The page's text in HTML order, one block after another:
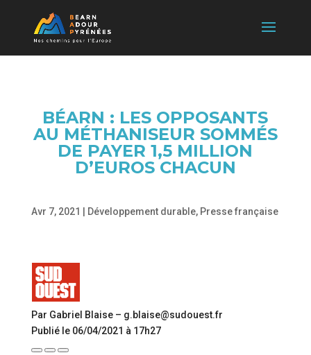
BÉARN : LES OPPOSANTS
AU MÉTHANISEUR SOMMÉS
DE PAYER 1,5 MILLION
D’EUROS CHACUN
Avr 7, 2021 Développement durable, Presse française
Par Gabriel Blaise – g.blaise@sudouest.fr
Publié le 06/04/2021 à 17h27